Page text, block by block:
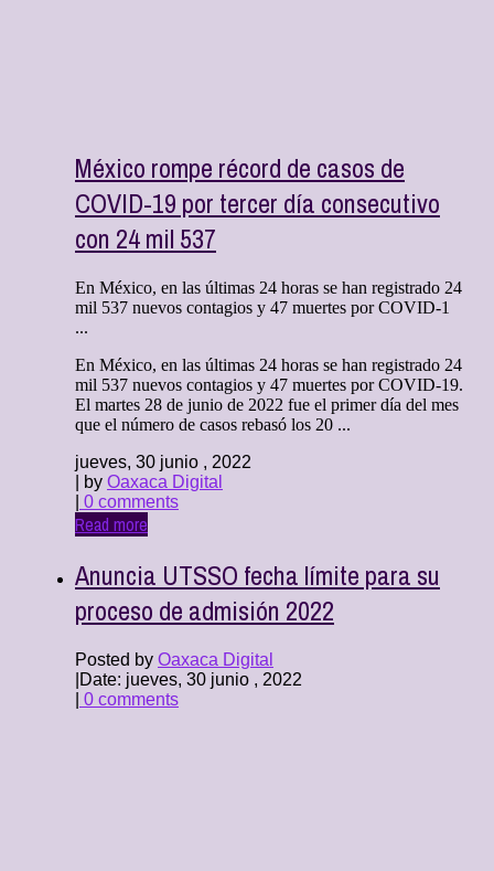
México rompe récord de casos de
COVID-19 por tercer día consecutivo
con 24 mil 537
En México, en las últimas 24 horas se han registrado 24
mil 537 nuevos contagios y 47 muertes por COVID-1
...
En México, en las últimas 24 horas se han registrado 24
mil 537 nuevos contagios y 47 muertes por COVID-19.
El martes 28 de junio de 2022 fue el primer día del mes
que el número de casos rebasó los 20 ...
jueves, 30 junio , 2022
| by Oaxaca Digital
0 comments
Read more
Anuncia UTSSO fecha límite para su
proceso de admisión 2022
Posted by Oaxaca Digital
Date: jueves, 30 junio , 2022
0 comments